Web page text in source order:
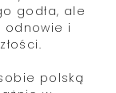
godła, ale
odnowie i
polską